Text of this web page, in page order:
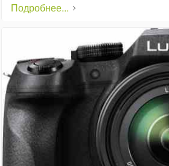
Подробнее...